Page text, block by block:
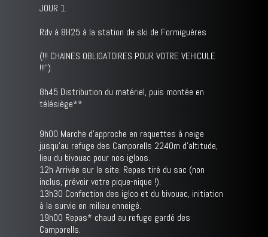
JOUR 1:
Rdv à 8H25 à la station de ski de Formiguères
(!!! CHAINES OBLIGATOIRES POUR VOTRE VEHICULE
!!!").
8h45 Distribution du matériel, puis montée en
télésiège**
9h00 Marche d'approche en raquettes à neige
jusqu'au refuge des Camporells 2240m d'altitude,
lieu du bivouac pour nos igloos.
12h Arrivée sur le site. Repas tiré du sac (non
inclus, prévoir votre pique-nique !).
13h30 Confection des igloo et du bivouac, initiation
à la survie en milieu enneigé.
19h00 Repas* chaud au refuge gardé des
Camporells.